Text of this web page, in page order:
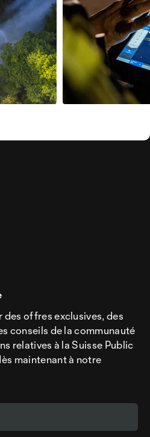
des offres exclusives, des
conseils de la communauté
relatives à la Suisse Public
maintenant à notre